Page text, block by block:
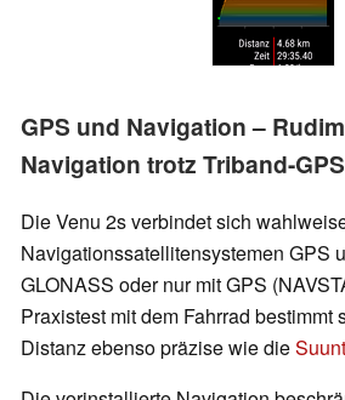
GPS und Navigation –
Navigation trotz Triband-GPS
Die Venu 2s verbindet sich
Navigationssatellitensystemen GPS
GLONASS oder nur mit GPS
Praxistest mit dem Fahrrad bestimmt
Distanzebenso präzise wie die